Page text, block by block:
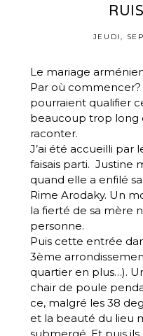
JEUDI,
Le mariage
Par où
pourraient qualifier
beaucoup trop long
raconter.
J’ai été accueilli par
faisais parti. Justine
quand elle a enfilé
Rime Arodaky. Un
la fierté de sa mère
personne.
Puis cette entrée
3ème
quartier en plus…).
chair de poule
ce, malgré les 38
et la beauté du lieu
submergé. Et puis